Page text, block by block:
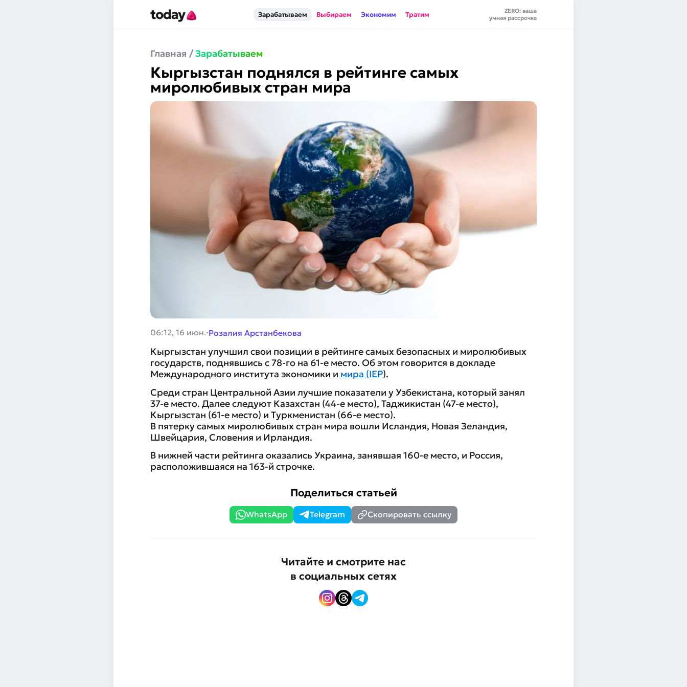
Зарабатываем Выбираем Экономим Тратим
ZERO: ваша
умная рассрочка
Главная /Зарабатываем
Кыргызстан поднялся в рейтинге самых
миролюбивых стран мира
06:12, 16 июн.·Розалия Арстанбекова
Кыргызстан улучшил свои позиции в рейтинге самых безопасных и миролюбивых
государств, поднявшись с 78-го на 61-е место. Об этом говорится в докладе
Международного института экономики и мира (IEP).
Среди стран Центральной Азии лучшие показатели у Узбекистана, который занял
37-е место. Далее следуют Казахстан (44-е место), Таджикистан (47-е место),
Кыргызстан (61-е место) и Туркменистан (66-е место).
В пятерку самых миролюбивых стран мира вошли Исландия, Новая Зеландия,
Швейцария, Словения и Ирландия.
В нижней части рейтинга оказались Украина, занявшая 160-е место, и Россия,
расположившаяся на 163-й строчке.
Поделиться статьей
WhatsApp Telegram Скопировать ссылку
Читайте и смотрите нас
в социальных сетях